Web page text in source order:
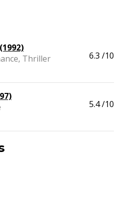
Thriller
6.3 /10
5.4/10